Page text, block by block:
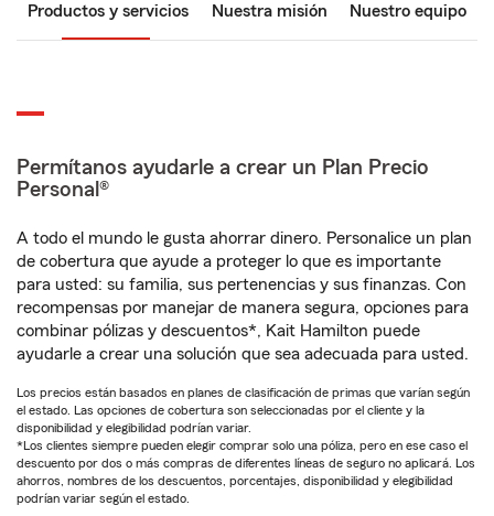
Productos y servicios Nuestra misión Nuestro equipo
Permítanos ayudarle a crear un Plan Precio
Personal®
A todo el mundo le gusta ahorrar dinero. Personalice un plan
de cobertura que ayude a proteger lo que es importante
para usted: su familia, sus pertenencias y sus finanzas. Con
recompensas por manejar de manera segura, opciones para
combinar pólizas y descuentos*, Kait Hamilton puede
ayudarle a crear una solución que sea adecuada para usted.
Los precios están basados en planes de clasificación de primas que varían según
el estado. Las opciones de cobertura son seleccionadas por el cliente y la
disponibilidad y elegibilidad podrían variar.
*Los clientes siempre pueden elegir comprar solo una póliza, pero en ese caso el
descuento por dos o más compras de diferentes líneas de seguro no aplicará. Los
ahorros, nombres de los descuentos, porcentajes, disponibilidad y elegibilidad
podrían variar según el estado.